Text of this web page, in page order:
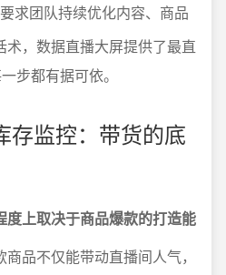
求团队持续优化内容、商品
术，数据直播大屏提供了最直
步都有据可依。
存监控：带货的底
度上取决于商品爆款的打造能
商品不仅能带动直播间人气，